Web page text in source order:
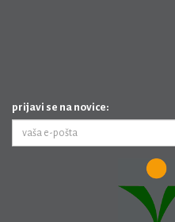
prijavi se na novice: